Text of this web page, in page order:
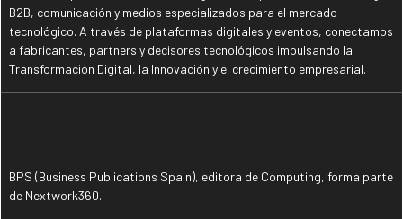
B2B, comunicación y medios especializados para el mercado
tecnológico. A través de plataformas digitales y eventos, conectamos
a fabricantes, partners y decisores tecnológicos impulsando la
Transformación Digital, la Innovación y el crecimiento empresarial.
BPS (Business Publications Spain), editora de Computing, forma parte
de Nextwork360.